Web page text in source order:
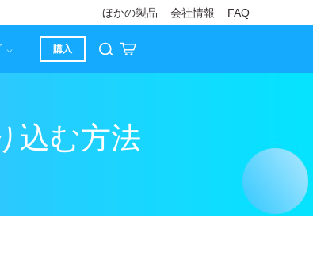
ほかの製品 会社情報 FAQ
購入
込む方法